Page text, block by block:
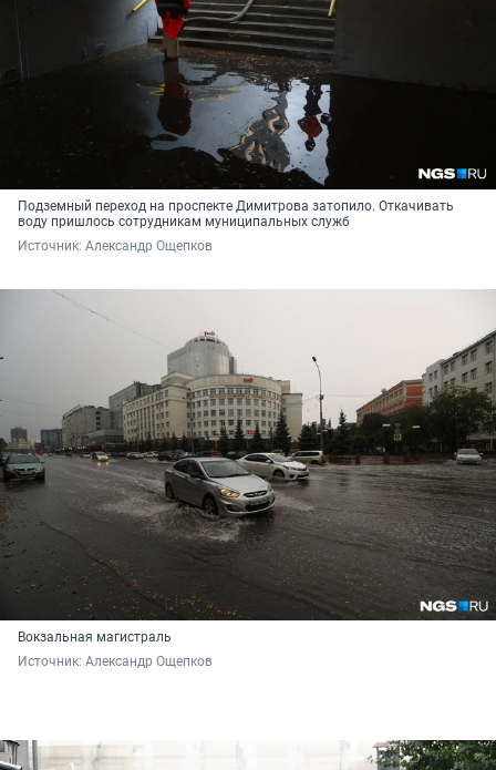
Подземный переход на проспекте Димитрова затопило. Откачивать
воду пришлось сотрудникам муниципальных служб
Источник: Александр Ощепков
Вокзальная магистраль
Источник: Александр Ощепков